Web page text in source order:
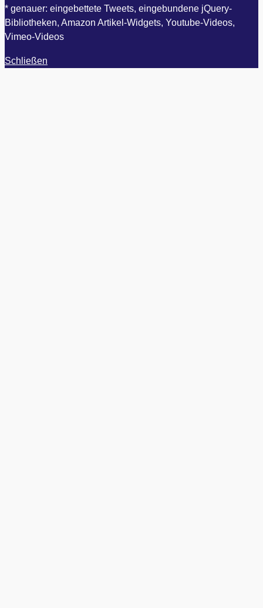
* genauer: eingebettete Tweets, eingebundene jQuery-
Bibliotheken, Amazon Artikel-Widgets, Youtube-Videos,
Vimeo-Videos
Schließen